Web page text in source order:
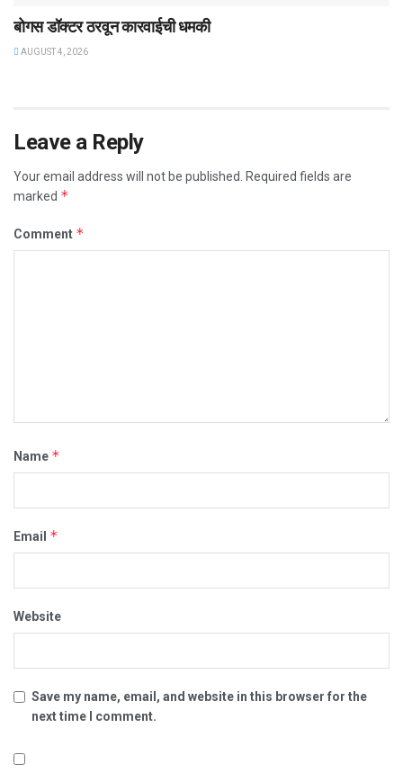
बोगस डॉक्टर ठरवून कारवाईची धमकी
AUGUST 4, 2026
Leave a Reply
Your email address will not be published. Required fields are
marked *
Comment *
Name *
Email *
Website
Save my name, email, and website in this browser for the
next time I comment.